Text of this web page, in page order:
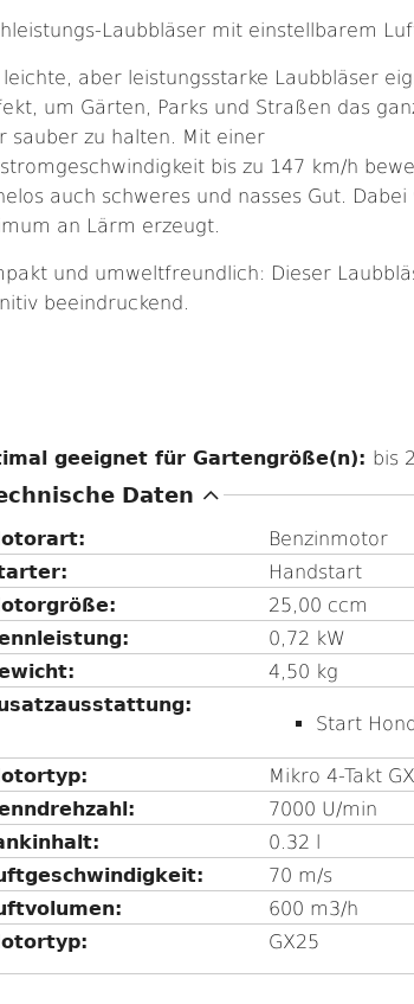
Laubbläser mit einstellbarem
leichte, aber leistungsstarke Laubbläser
um Gärten, Parks und Straßen das
sauber zu halten. Mit einer
bis zu 147 km/h
auch schweres und nasses Gut. Dabei
an Lärm erzeugt.
und umweltfreundlich: Dieser
beeindruckend.
geeignet für Gartengröße(n): bis
Daten
Benzinmotor
Handstart
25,00 ccm
0,72 kW
4,50 kg
Start
Mikro 4-Takt
7000 U/min
0.32 l
70 m/s
600 m3/h
GX25